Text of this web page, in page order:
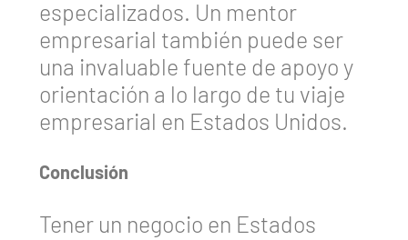
especializados. Un mentor
empresarial también puede ser
una invaluable fuente de apoyo y
orientación a lo largo de tu viaje
empresarial en Estados Unidos.
Conclusión
Tener un negocio en Estados